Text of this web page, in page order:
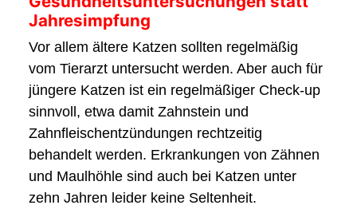
Jahresimpfung
Vor allem ältere Katzen sollten regelmäßig
vom Tierarzt untersucht werden. Aber auch für
jüngere Katzen ist ein regelmäßiger Check-up
sinnvoll, etwa damit Zahnstein und
Zahnfleischentzündungen rechtzeitig
behandelt werden. Erkrankungen von Zähnen
und Maulhöhle sind auch bei Katzen unter
zehn Jahren leider keine Seltenheit.